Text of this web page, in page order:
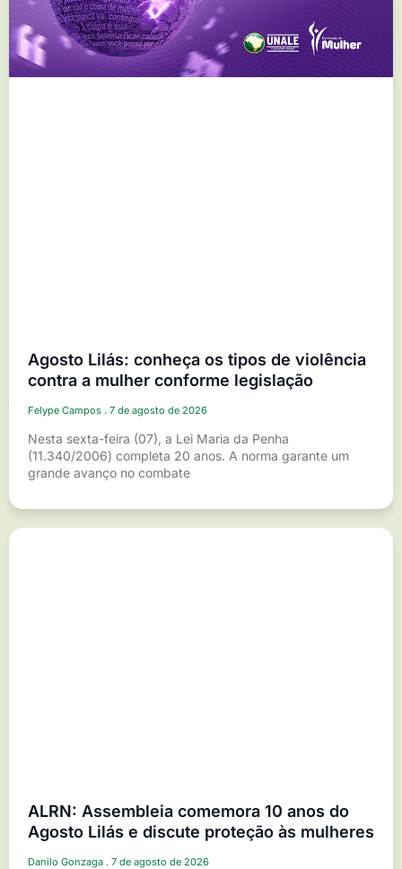
Agosto Lilás: conheça os tipos de violência
contra a mulher conforme legislação
Felype Campos 7 de agosto de 2026
Nesta sexta-feira (07), a Lei Maria da Penha
(11.340/2006) completa 20 anos. A norma garante um
grande avanço no combate
ALRN: Assembleia comemora 10 anos do
Agosto Lilás e discute proteção às mulheres
Danilo Gonzaga 7 de agosto de 2026